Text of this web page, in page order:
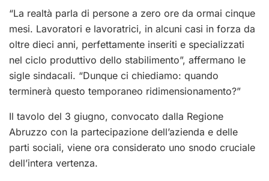
“La realtà parla di persone a zero ore da ormai cinque
mesi. Lavoratori e lavoratrici, in alcuni casi in forza da
oltre dieci anni, perfettamente inseriti e specializzati
nel ciclo produttivo dello stabilimento”, affermano le
sigle sindacali. “Dunque ci chiediamo: quando
terminerà questo temporaneo ridimensionamento?”
Il tavolo del 3 giugno, convocato dalla Regione
Abruzzo con la partecipazione dell’azienda e delle
parti sociali, viene ora considerato uno snodo cruciale
dell’intera vertenza.